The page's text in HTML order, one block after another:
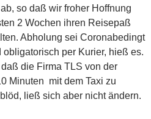
so daß wir froher Hoffnung
2 Wochen ihren Reisepaß
Abholung sei Coronabedingt
per Kurier, hieß es.
die Firma TLS von der
Minuten mit dem Taxi zu
ließ sich aber nicht ändern.